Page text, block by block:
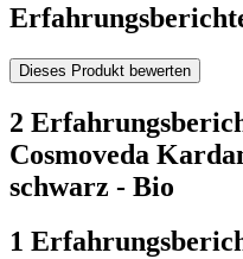
Dieses Produkt bewerten
2
Cosmoveda
schwarz - Bio
1